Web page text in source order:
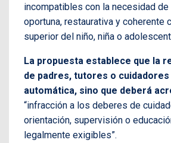
incompatibles con la necesidad
oportuna, restaurativa y coherente
superior del niño, niña o
La propuesta establece que la
de padres, tutores o
automática, sino que deberá
“infracción a los deberes de
orientación, supervisión o
legalmente exigibles”.